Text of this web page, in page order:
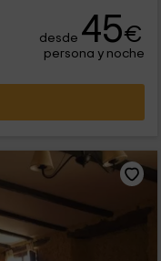
desde 45€
persona y noche